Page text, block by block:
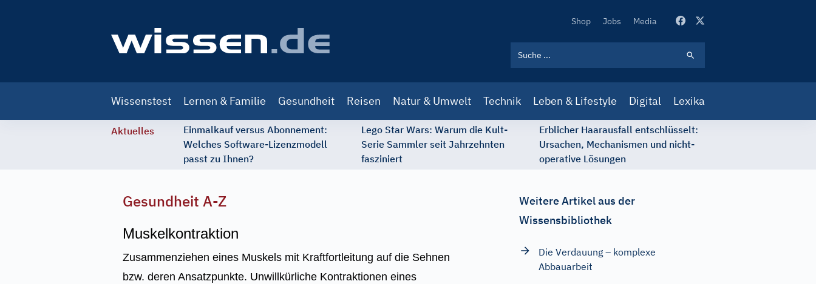
Secondary
Shop Jobs Media
navigation
Wissenstest Lernen & Familie Gesundheit Reisen Natur & Umwelt Technik Leben & Lifestyle Digital Lexika
Aktuelles
Einmalkauf versus Abonnement:
Welches Software-Lizenzmodell
passt zu Ihnen?
Lego Star Wars: Warum die Kult-
Serie Sammler seit Jahrzehnten
fasziniert
Erblicher Haarausfall entschlüsselt:
Ursachen, Mechanismen und nicht-
operative Lösungen
Gesundheit A-Z
Muskelkontraktion
Zusammenziehen eines Muskels mit Kraftfortleitung auf die Sehnen
bzw. deren Ansatzpunkte. Unwillkürliche Kontraktionen eines
Weitere Artikel aus der
Wissensbibliothek
Die Verdauung – komplexe
Abbauarbeit